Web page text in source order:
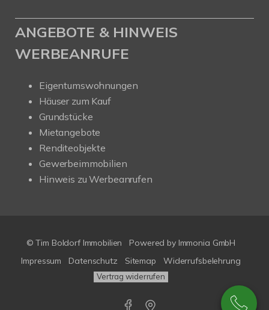
ANGEBOTE & HINWEIS
WERBEANRUFE
Eigentumswohnungen
Häuser zum Kauf
Grundstücke
Mietangebote
Renditeobjekte
Gewerbeimmobilien
Hinweis zu Werbeanrufen
© Tim Boldorf Immobilien Powered by Immonia GmbH
Impressum
Datenschutz Sitemap Widerrufsbelehrung
Vertrag widerrufen